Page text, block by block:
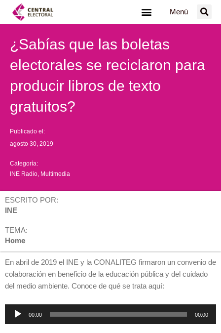
Menú
¿Sabías que las boletas
electorales se reciclaron para
producir libros de texto
gratuitos?
Publicado el:
agosto 30, 2019
Categoría:
INE Radio Multimedia
ESCRITO POR:
INE
TEMA:
Home
En abril de 2019 el INE y la CONALITEG firmaron un convenio de
colaboración en beneficio de la educación pública y del cuidado
del medio ambiente. Conoce de qué se trata aquí:
Reproductor
00:00 00:00